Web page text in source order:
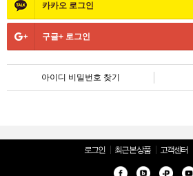
카카오 로그인
구글+ 로그인
아이디 비밀번호 찾기
로그인 최근 본 상품 고객센터